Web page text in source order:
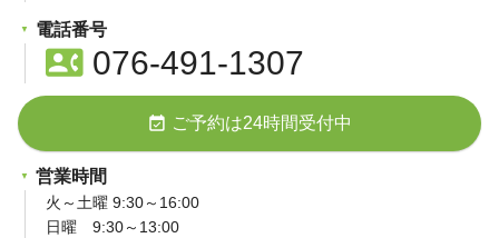
電話番号
contact_phone076-491-1307
event_available ご予約は24時間受付中
営業時間
火～土曜 9:30～16:00
日曜 9:30～13:00